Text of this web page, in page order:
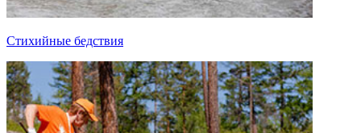
Стихийные бедствия